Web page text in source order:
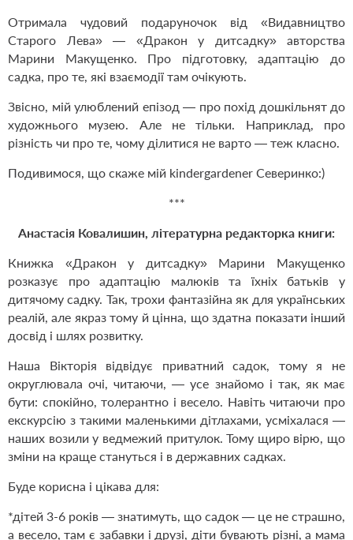
Отримала чудовий подаруночок від «Видавництво
Старого Лева» — «Дракон у дитсадку»авторства
Марини Макущенко. Про підготовку, адаптацію до
садка, про те, які взаємодії там очікують.
Звісно, мій улюблений епізод — про похід дошкільнят до
художнього музею. Але не тільки. Наприклад, про
різність чи про те, чому ділитися не варто — теж класно.
Подивимося, що скаже мій kindergardener Северинко:)
***
Анастасія Ковалишин, літературна редакторка книги:
Книжка «Дракон у дитсадку»Марини Макущенко
розказує про адаптацію малюків та їхніх батьків у
дитячому садку. Так, трохи фантазійна як для українських
реалій, але якраз тому й цінна, що здатна показати інший
досвід і шлях розвитку.
Наша Вікторія відвідує приватний садок, тому я не
округлювала очі, читаючи, — усе знайомо і так, як має
бути: спокійно, толерантно і весело. Навіть читаючи про
екскурсію з такими маленькими дітлахами, усміхалася —
наших возили у ведмежий притулок. Тому щиро вірю, що
зміни на краще стануться і в державних садках.
Буде корисна і цікава для:
*дітей 3-6 років — знатимуть, що садок — це не страшно,
а весело, там є забавки і друзі, діти бувають різні, а мама